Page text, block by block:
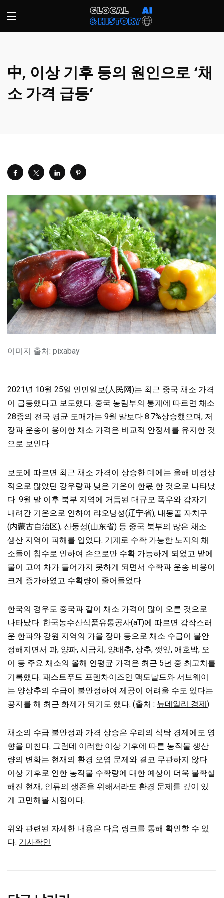
中, 이상 기후 등의 원인으로 ‘채
소 가격 급등’
이미지 출처: pixabay
2021년 10월 25일 인민일보(人民网)는 최근 중국 채소 가격
이 급등했다고 보도했다. 중국 농림부의 통계에 따르면 채소
28종의 전국 평균 도매가는 9월 말보다 8.7%상승했으며, 저
장과 운송이 용이한 채소 가격은 비교적 안정세를 유지한 것
으로 보인다.
보도에 따르면 최근 채소 가격이 상승한 데에는 올해 비정상
적으로 많았던 강우량과 낮은 기온이 한몫 한 것으로 나타났
다. 9월 말 이후 북부 지역에 거듭된 대규모 폭우와 갑자기
내려간 기온으로 인하여 랴오닝성(辽宁省), 내몽골 자치구
(内蒙古自治区), 산둥성(山东省) 등 중국 북부의 많은 채소
생산 지역이 피해를 입었다. 기계로 수확 가능한 노지의 채
소들이 침수로 인하여 손으로만 수확 가능하게 되었고 밭에
물이 고여 차가 들어가지 못하게 되면서 수확과 운송 비용이
크게 증가하였고 수확량이 줄어들었다.
한국의 경우도 중국과 같이 채소 가격이 많이 오른 것으로
나타났다. 한국농수산식품유통공사(aT)에 따르면 갑작스러
운 한파와 강원 지역의 가을 장마 등으로 채소 수급이 불안
정해지면서 파, 양파, 시금치, 양배추, 상추, 깻잎, 애호박, 오
이 등 주요 채소의 올해 연평균 가격은 최근 5년 중 최고치를
기록했다. 패스트푸드 프렌차이즈인 맥도날드와 서브웨이
는 양상추의 수급이 불안정하여 제공이 어려울 수도 있다는
공지를 해 최근 화제가 되기도 했다. (출처 : 뉴데일리 경제)
채소의 수급 불안정과 가격 상승은 우리의 식탁 경제에도 영
향을 미친다. 그런데 이러한 이상 기후에 따른 농작물 생산
량의 변화는 현재의 환경 오염 문제와 결코 무관하지 않다.
이상 기후로 인한 농작물 수확량에 대한 예상이 더욱 불확실
해진 현재, 인류의 생존을 위해서라도 환경 문제를 깊이 있
게 고민해볼 시점이다.
위와 관련된 자세한 내용은 다음 링크를 통해 확인할 수 있
다. 기사확인